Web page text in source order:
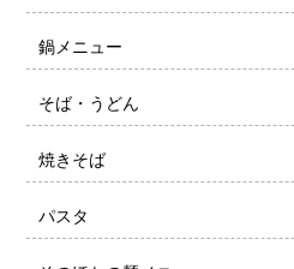
鍋メニュー
そば・うどん
焼きそば
パスタ